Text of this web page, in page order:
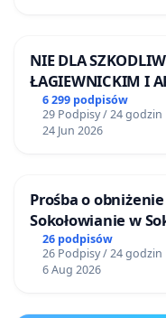
NIE DLA
ŁAGIEWNICKIM I
6 299 podpisów
29 Podpisy / 24 godzin
24 Jun 2026
Prośba o
Sokołowianie w
26 podpisów
26 Podpisy / 24 godzin
6 Aug 2026